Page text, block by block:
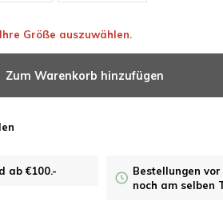
Größe auszuwählen.
Zum Warenkorb hinzufügen
ab €100.-
Bestellungen
noch am selben